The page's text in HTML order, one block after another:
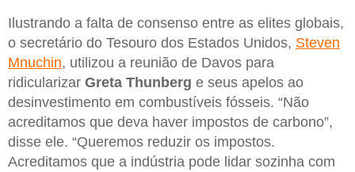
Ilustrando a falta de consenso entre as elites globais,
o secretário do Tesouro dos Estados Unidos, Steven
Mnuchin, utilizou a reunião de Davos para
ridicularizar Greta Thunberg e seus apelos ao
desinvestimento em combustíveis fósseis. “Não
acreditamos que deva haver impostos de carbono”,
disse ele. “Queremos reduzir os impostos.
Acreditamos que a indústria pode lidar sozinha com